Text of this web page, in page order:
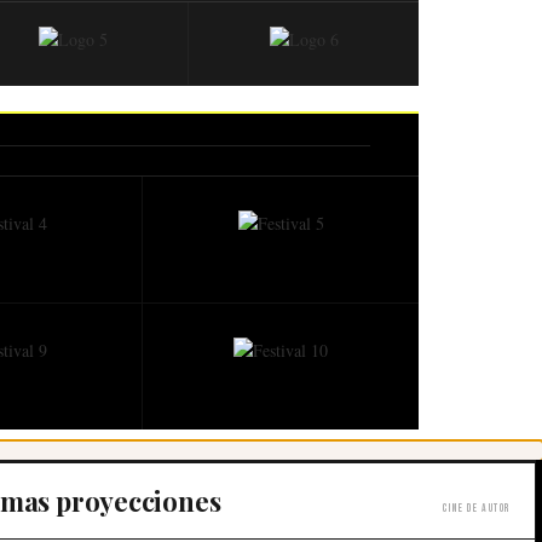
proyecciones Cine de autor